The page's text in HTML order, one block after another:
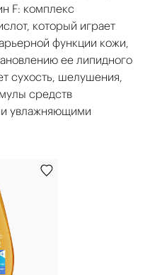
F: комплекс
который играет
функции кожи,
ее липидного
сухость, шелушения,
средств
увлажняющими